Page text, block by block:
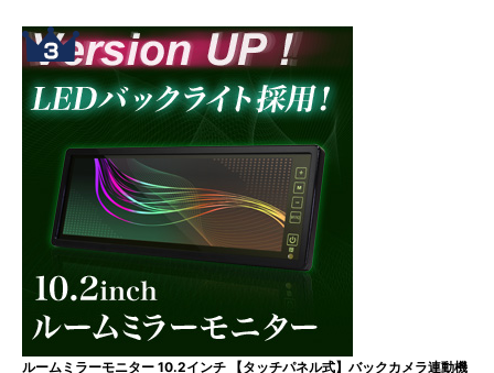
ルームミラーモニター 10.2インチ 【タッチパネル式】バックカメラ連動機